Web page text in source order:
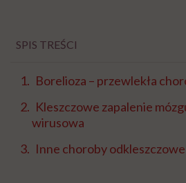
SPIS TREŚCI
Borelioza – przewlekła
Kleszczowe zapalenie
wirusowa
Inne choroby odkleszczowe